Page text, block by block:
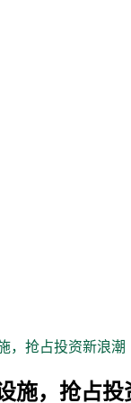
，抢占投资新浪潮
施，抢占投